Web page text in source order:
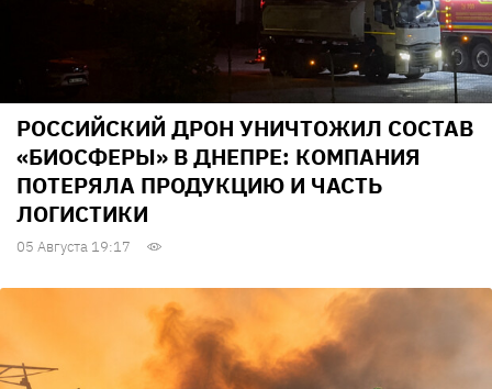
РОССИЙСКИЙ ДРОН УНИЧТОЖИЛ СОСТАВ
«БИОСФЕРЫ» В ДНЕПРЕ: КОМПАНИЯ
ПОТЕРЯЛА ПРОДУКЦИЮ И ЧАСТЬ
ЛОГИСТИКИ
05 Августа 19:17